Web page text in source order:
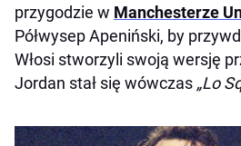
przygodzie w Manchesterze
Półwysep Apeniński, by
Włosi stworzyli swoją wersję
Jordan stał się wówczas „Lo